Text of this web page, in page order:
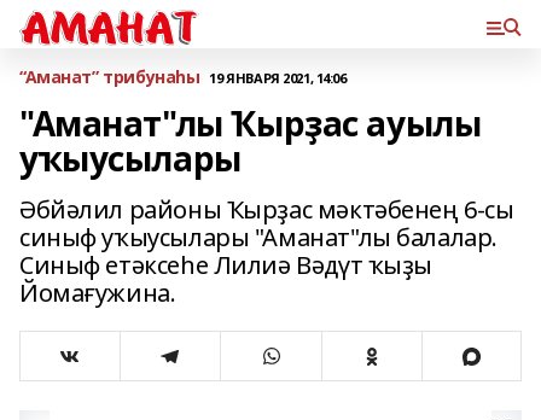
“Аманат” трибунаһы 19 ЯНВАРЯ 2021, 14:06
"Аманат"лы Ҡырҙас ауылы
уҡыусылары
Әбйәлил районы Ҡырҙас мәктәбенең 6-сы
синыф уҡыусылары "Аманат"лы балалар.
Синыф етәксеһе Лилиә Вәдүт ҡыҙы
Йомағужина.